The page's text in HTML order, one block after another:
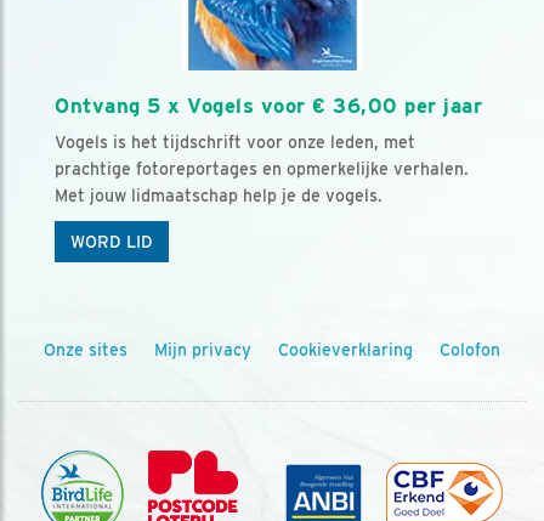
Ontvang 5 x Vogels voor € 36,00 per jaar
Vogels is het tijdschrift voor onze leden, met
prachtige fotoreportages en opmerkelijke verhalen.
Met jouw lidmaatschap help je de vogels.
WORD LID
Onze sites Mijn privacy Cookieverklaring Colofon